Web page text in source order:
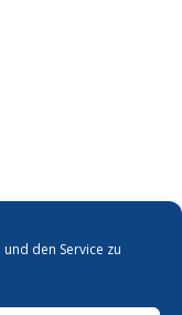
den Service zu